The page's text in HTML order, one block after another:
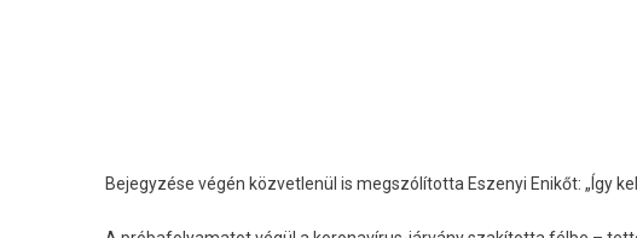
Bejegyzése végén közvetlenül is megszólította Eszenyi Enikőt: „Így